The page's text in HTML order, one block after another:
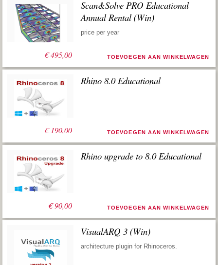
€495,00
Scan&Solve PRO Educational
Annual Rental (Win)
price per year
TOEVOEGEN AAN WINKELWAGEN
€190,00
Rhino 8.0 Educational
TOEVOEGEN AAN WINKELWAGEN
€90,00
Rhino upgrade to 8.0 Educational
TOEVOEGEN AAN WINKELWAGEN
VisualARQ 3 (Win)
architecture plugin for Rhinoceros.